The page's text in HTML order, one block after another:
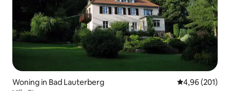
Woning in Bad Lauterberg Gemiddelde
4,96 (201)